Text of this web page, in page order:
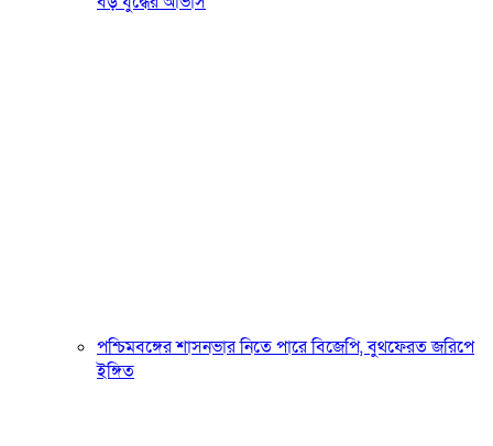
পশ্চিমবঙ্গের শাসনভার নিতে পারে বিজেপি, বুথফেরত জরিপে
ইঙ্গিত